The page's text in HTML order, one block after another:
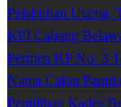
Pelabuhan Utama,
KPI Cabang
Permen KP No. 3
Nama Calon
Pemilihan Kades